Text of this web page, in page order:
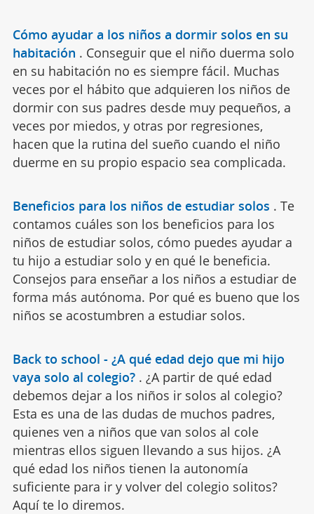
Cómo ayudar a los niños a dormir solos en su
habitación . Conseguir que el niño duerma solo
en su habitación no es siempre fácil. Muchas
veces por el hábito que adquieren los niños de
dormir con sus padres desde muy pequeños, a
veces por miedos, y otras por regresiones,
hacen que la rutina del sueño cuando el niño
duerme en su propio espacio sea complicada.
Beneficios para los niños de estudiar solos . Te
contamos cuáles son los beneficios para los
niños de estudiar solos, cómo puedes ayudar a
tu hijo a estudiar solo y en qué le beneficia.
Consejos para enseñar a los niños a estudiar de
forma más autónoma. Por qué es bueno que los
niños se acostumbren a estudiar solos.
Back to school - ¿A qué edad dejo que mi hijo
vaya solo al colegio? . ¿A partir de qué edad
debemos dejar a los niños ir solos al colegio?
Esta es una de las dudas de muchos padres,
quienes ven a niños que van solos al cole
mientras ellos siguen llevando a sus hijos. ¿A
qué edad los niños tienen la autonomía
suficiente para ir y volver del colegio solitos?
Aquí te lo diremos.